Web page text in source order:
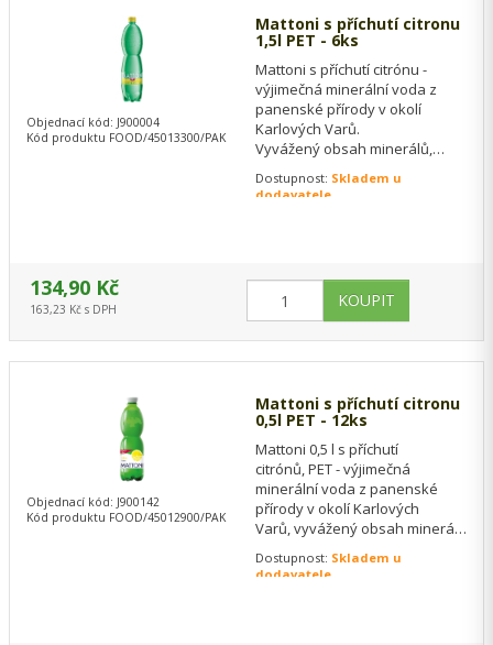
Mattoni s příchutí citronu
1,5l PET - 6ks
Mattoni s příchutí citrónu -
výjimečná minerální voda z
panenské přírody v okolí
Karlových Varů.
Vyvážený obsah minerálů,
života, ke každodennímu…
Dostupnost: Skladem u
dodavatele
Objednací kód: J900004
Kód produktu FOOD/45013300/PAK
134,90 Kč
163,23 Kč s DPH
Mattoni s příchutí citronu
0,5l PET - 12ks
Mattoni 0,5 l s příchutí
citrónů, PET - výjimečná
minerální voda z panenské
přírody v okolí Karlových
Varů, vyvážený obsah minerálů,
života, ke…
Dostupnost: Skladem u
dodavatele
Objednací kód: J900142
Kód produktu FOOD/45012900/PAK